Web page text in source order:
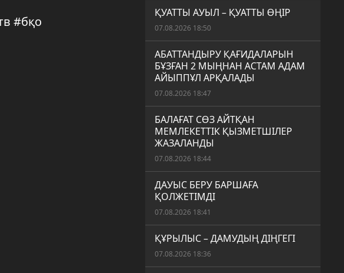
#бқо
ҚУАТТЫ АУЫЛ – ҚУАТТЫ ӨҢІР
07.08.2026 18:50
АБАТТАНДЫРУ ҚАҒИДАЛАРЫН
БҰЗҒАН 2 МЫҢНАН АСТАМ АДАМ
АЙЫППҰЛ АРҚАЛАДЫ
07.08.2026 18:47
БАЛАҒАТ СӨЗ АЙТҚАН
МЕМЛЕКЕТТІК ҚЫЗМЕТШІЛЕР
ЖАЗАЛАНДЫ
07.08.2026 18:44
ДАУЫС БЕРУ БАРШАҒА
ҚОЛЖЕТІМДІ
07.08.2026 18:41
ҚҰРЫЛЫС – ДАМУДЫҢ ДІҢГЕГІ
07.08.2026 18:36